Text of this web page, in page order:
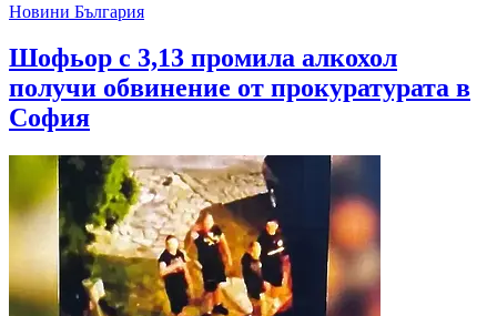
Новини България
Шофьор с 3,13 промила алкохол
получи обвинение от прокуратурата в
София